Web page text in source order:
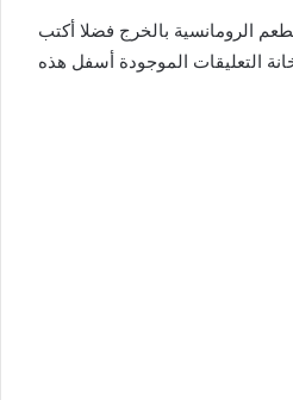
الرومانسية بالخرج فضلا أكتب
التعليقات الموجودة أسفل هذه